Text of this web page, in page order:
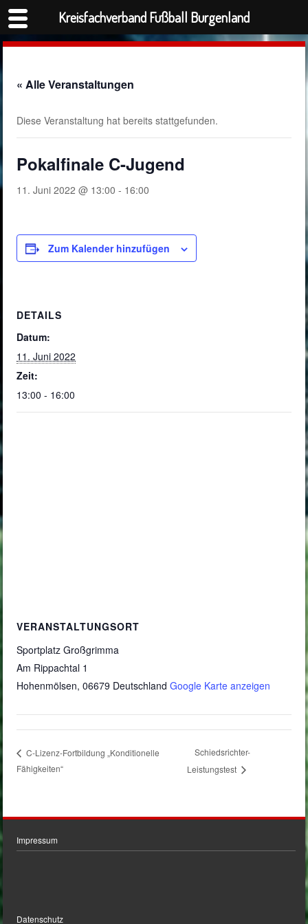
« Alle Veranstaltungen
Diese Veranstaltung hat bereits stattgefunden.
Pokalfinale C-Jugend
11. Juni 2022 @ 13:00 - 16:00
Zum Kalender hinzufügen
DETAILS
Datum:
11. Juni 2022
Zeit:
13:00 - 16:00
VERANSTALTUNGSORT
Sportplatz Großgrimma
Am Rippachtal 1
Hohenmölsen, 06679 Deutschland Google Karte anzeigen
C-Lizenz-Fortbildung „Konditionelle
Fähigkeiten“
Schiedsrichter-
Leistungstest
Impressum
Datenschutz
Kreisfachverband Fußball Burgenland